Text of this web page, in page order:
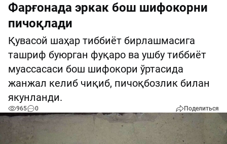
Фарғонада эркак бош шифокорни
пичоқлади
Қувасой шаҳар тиббиёт бирлашмасига
ташриф буюрган фуқаро ва ушбу тиббиёт
муассасаси бош шифокори ўртасида
жанжал келиб чиқиб, пичоқбозлик билан
якунланди.
965 0 Поделиться